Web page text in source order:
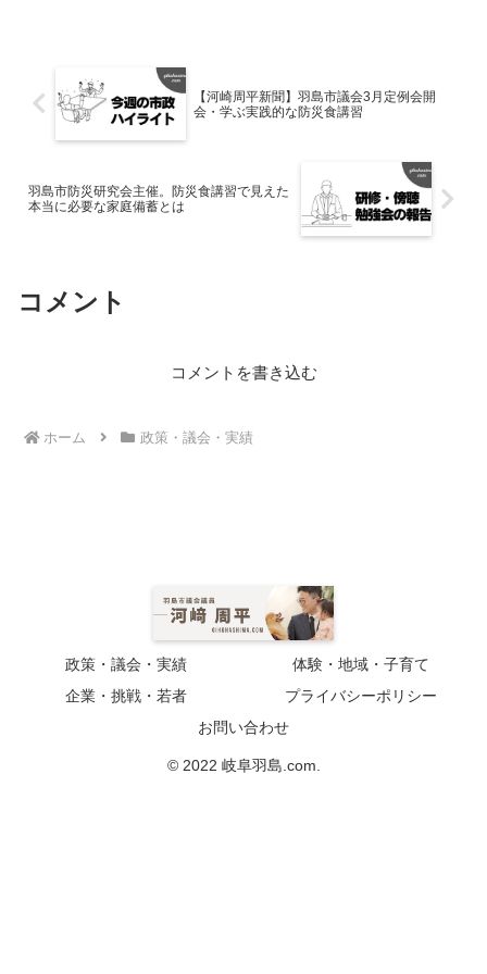
【河崎周平新聞】羽島市議会3月定例会開
会・学ぶ実践的な防災食講習
羽島市防災研究会主催。防災食講習で見えた
本当に必要な家庭備蓄とは
コメント
コメントを書き込む
ホーム 政策・議会・実績
政策・議会・実績
体験・地域・子育て
企業・挑戦・若者
プライバシーポリシー
お問い合わせ
© 2022 岐阜羽島.com.